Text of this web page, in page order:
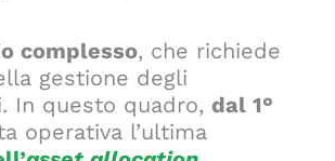
complesso, che richiede
gestione degli
In questo quadro, dal 1°
operativa l’ultima